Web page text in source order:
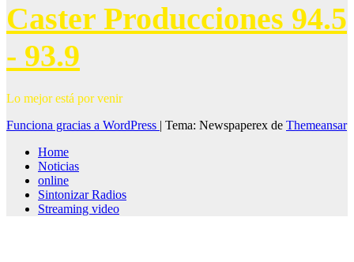
Caster Producciones 94.5
- 93.9
Lo mejor está por venir
Funciona gracias a WordPress | Tema: Newspaperex de Themeansar
Home
Noticias
online
Sintonizar Radios
Streaming video